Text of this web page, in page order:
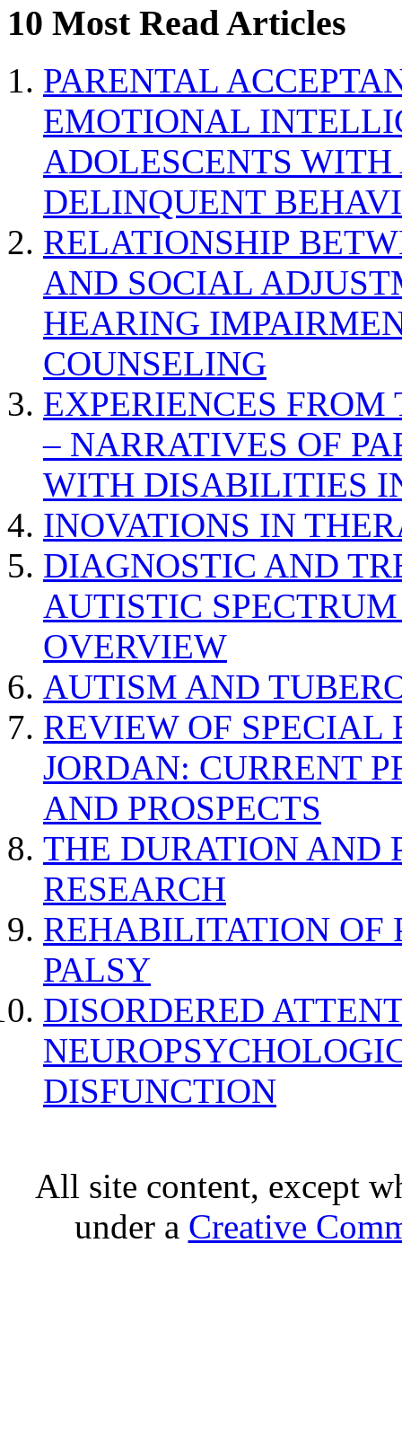
10 Most Read Articles
PARENTAL
EMOTIONAL
ADOLESCENTS
DELINQUENT
RELATIONSHIP
AND SOCIAL
HEARING
COUNSELING
EXPERIENCES
– NARRATIVES OF
WITH DISABILITIES
INOVATIONS IN
DIAGNOSTIC AND
AUTISTIC
OVERVIEW
AUTISM AND
REVIEW OF SPECIAL
JORDAN: CURRENT
AND PROSPECTS
THE DURATION AND
RESEARCH
REHABILITATION OF
PALSY
DISORDERED
DISFUNCTION
All site content, except
under a Creative